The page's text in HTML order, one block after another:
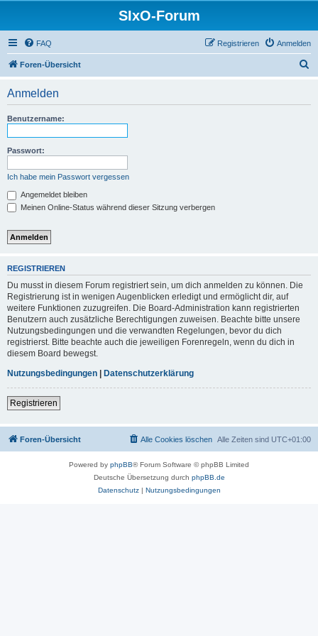
SIxO-Forum
FAQ Anmelden
Registrieren
Foren-Übersicht
Anmelden
Benutzername:
Passwort:
Ich habe mein Passwort vergessen
Angemeldet bleiben
Meinen Online-Status während dieser Sitzung verbergen
REGISTRIEREN
Du musst in diesem Forum registriert sein, um dich anmelden zu können. Die
Registrierung ist in wenigen Augenblicken erledigt und ermöglicht dir, auf
weitere Funktionen zuzugreifen. Die Board-Administration kann registrierten
Benutzern auch zusätzliche Berechtigungen zuweisen. Beachte bitte unsere
Nutzungsbedingungen und die verwandten Regelungen, bevor du dich
registrierst. Bitte beachte auch die jeweiligen Forenregeln, wenn du dich in
diesem Board bewegst.
Nutzungsbedingungen | Datenschutzerklärung
Registrieren
Foren-Übersicht Alle Zeiten sind UTC+01:00
Alle Cookies löschen
Powered by phpBB® Forum Software © phpBB Limited
Deutsche Übersetzung durch phpBB.de
Datenschutz| Nutzungsbedingungen